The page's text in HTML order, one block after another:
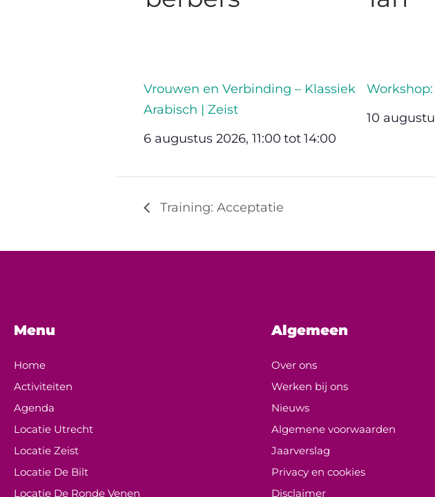
Vrouwen en Verbinding – Klassiek
Arabisch | Zeist
6 augustus 2026, 11:00 tot14:00
10
Training: Acceptatie
Menu
Home
Activiteiten
Agenda
Locatie Utrecht
Locatie Zeist
Locatie De Bilt
Locatie De Ronde Venen
Algemeen
Over ons
Werken bij ons
Nieuws
Algemene voorwaarden
Jaarverslag
Privacy en cookies
Disclaimer